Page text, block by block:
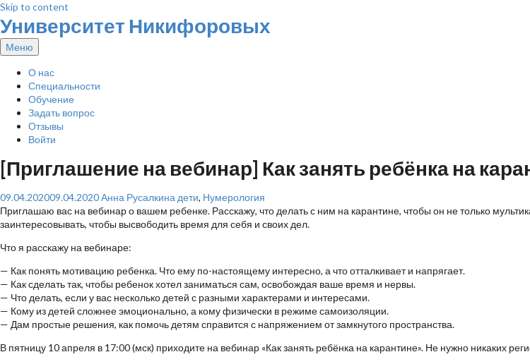
Skip to content
Университет Никифоровых
Меню
О нас
Специальности
Обучение
Задать вопрос
Отзывы
Войти
[Приглашение на вебинар] Как занять ребёнка на
09.04.202009.04.2020Анна Русалкина дети, Нумерология
Приглашаю вас на вебинар о вашем ребенке. Расскажу, что делать с ним на карантине, чтобы он не только
заинтересовывать, чтобы высвободить время для себя и своих дел.
Что я расскажу на вебинаре:
— Как понять мотивацию ребенка. Что ему по-настоящему интересно, а что отталкивает и напрягает.
— Как сделать так, чтобы ребенок хотел заниматься сам, освобождая ваше время и нервы.
— Что делать, если у вас несколько детей с разными характерами и интересами.
— Кому из детей сложнее эмоционально, а кому физически в режиме самоизоляции.
— Дам простые решения, как помочь детям справится с напряжением от замкнутого пространства.
В пятницу 10 апреля в 17:00 (мск) приходите на вебинар «Как занять ребёнка на карантине». Не нужно никаких